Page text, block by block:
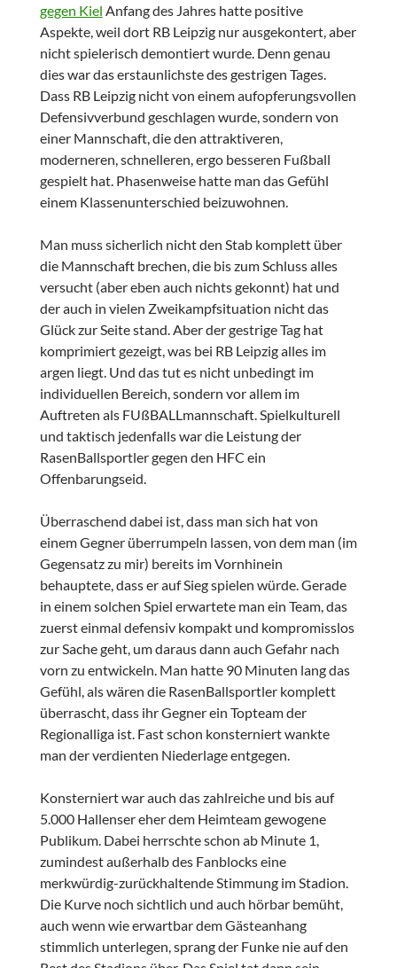
gegen Kiel Anfang des Jahres hatte positive
Aspekte, weil dort RB Leipzig nur ausgekontert, aber
nicht spielerisch demontiert wurde. Denn genau
dies war das erstaunlichste des gestrigen Tages.
Dass RB Leipzig nicht von einem aufopferungsvollen
Defensivverbund geschlagen wurde, sondern von
einer Mannschaft, die den attraktiveren,
moderneren, schnelleren, ergo besseren Fußball
gespielt hat. Phasenweise hatte man das Gefühl
einem Klassenunterschied beizuwohnen.
Man muss sicherlich nicht den Stab komplett über
die Mannschaft brechen, die bis zum Schluss alles
versucht (aber eben auch nichts gekonnt) hat und
der auch in vielen Zweikampfsituation nicht das
Glück zur Seite stand. Aber der gestrige Tag hat
komprimiert gezeigt, was bei RB Leipzig alles im
argen liegt. Und das tut es nicht unbedingt im
individuellen Bereich, sondern vor allem im
Auftreten als FUßBALLmannschaft. Spielkulturell
und taktisch jedenfalls war die Leistung der
RasenBallsportler gegen den HFC ein
Offenbarungseid.
Überraschend dabei ist, dass man sich hat von
einem Gegner überrumpeln lassen, von dem man (im
Gegensatz zu mir) bereits im Vornhinein
behauptete, dass er auf Sieg spielen würde. Gerade
in einem solchen Spiel erwartete man ein Team, das
zuerst einmal defensiv kompakt und kompromisslos
zur Sache geht, um daraus dann auch Gefahr nach
vorn zu entwickeln. Man hatte 90 Minuten lang das
Gefühl, als wären die RasenBallsportler komplett
überrascht, dass ihr Gegner ein Topteam der
Regionalliga ist. Fast schon konsterniert wankte
man der verdienten Niederlage entgegen.
Konsterniert war auch das zahlreiche und bis auf
5.000 Hallenser eher dem Heimteam gewogene
Publikum. Dabei herrschte schon ab Minute 1,
zumindest außerhalb des Fanblocks eine
merkwürdig-zurückhaltende Stimmung im Stadion.
Die Kurve noch sichtlich und auch hörbar bemüht,
auch wenn wie erwartbar dem Gästeanhang
stimmlich unterlegen, sprang der Funke nie auf den